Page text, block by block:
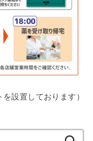
を設置しております）